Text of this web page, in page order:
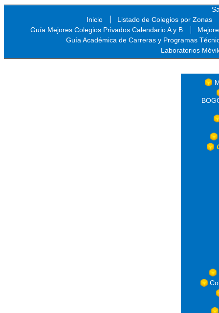
Inicio
Listado de Colegios por Zonas
Guía Mejores Colegios Privados Calendario A y B
Guía Académica de Carreras y Programas
Laboratorios